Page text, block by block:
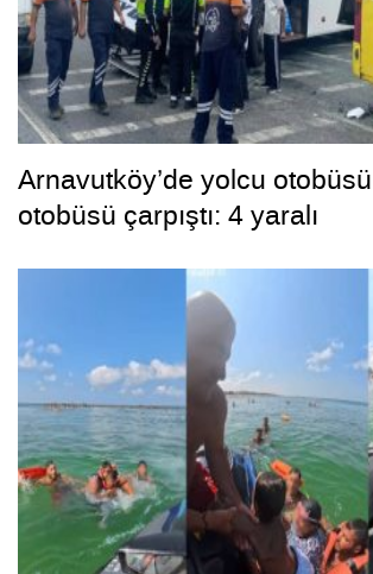
Arnavutköy’de yolcu
otobüsü çarpıştı: 4 yaralı